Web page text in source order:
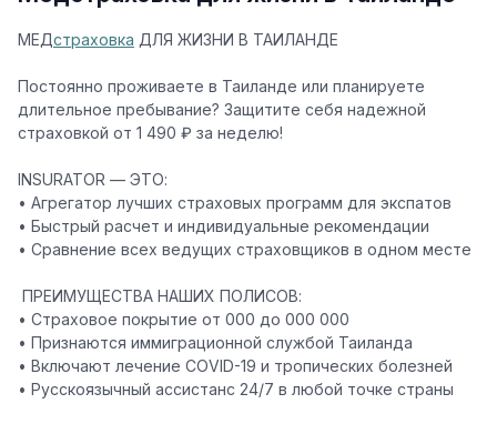
МЕДстраховка ДЛЯ ЖИЗНИ В ТАИЛАНДЕ
Постоянно проживаете в Таиланде или планируете
длительное пребывание? Защитите себя надежной
страховкой от 1 490 ₽ за неделю!
INSURATOR — ЭТО:
• Агрегатор лучших страховых программ для экспатов
• Быстрый расчет и индивидуальные рекомендации
• Сравнение всех ведущих страховщиков в одном месте
️ ПРЕИМУЩЕСТВА НАШИХ ПОЛИСОВ:
• Страховое покрытие от 000 до 000 000
• Признаются иммиграционной службой Таиланда
• Включают лечение COVID-19 и тропических болезней
• Русскоязычный ассистанс 24/7 в любой точке страны